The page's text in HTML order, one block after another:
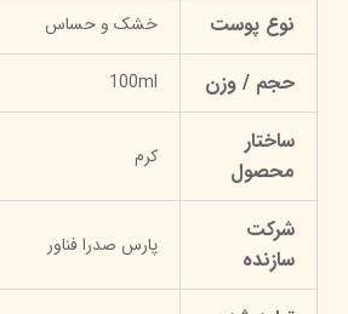
نوع پوست خشک و حساس
حجم / وزن 100ml
ساختار
محصول
کرم
شرکت
سازنده
پارس صدرا فناور